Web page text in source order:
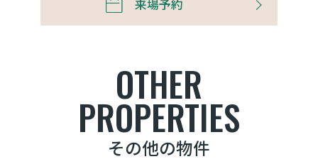
来場予約
OTHER
PROPERTIES
その他の物件